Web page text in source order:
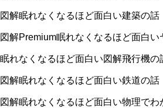
図解眠れなくなるほど面白い建築の話
図解Premium眠れなくなるほど面白い
眠れなくなるほど面白い図解飛行機の
図解眠れなくなるほど面白い鉄道の話
図解眠れなくなるほど面白い物理で